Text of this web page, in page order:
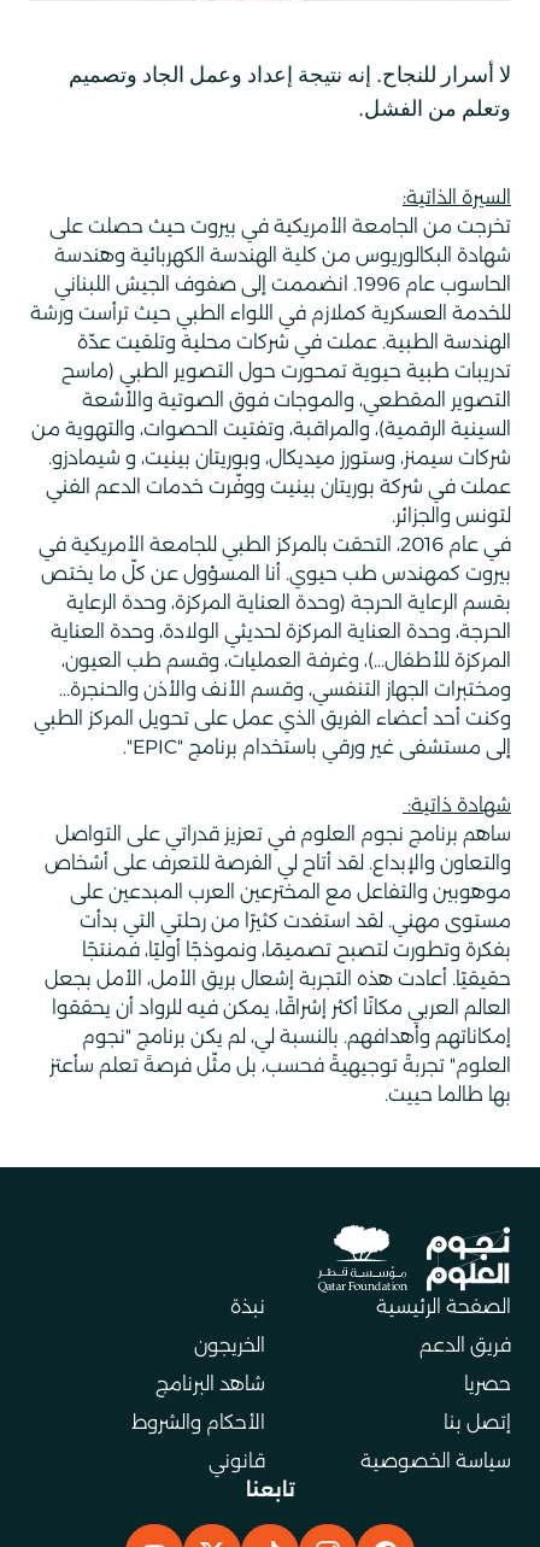
لا أسرار للنجاح. إنه نتيجة إعداد وعمل الجاد وتصميم
وتعلم من الفشل.
السيرة الذاتية:
تخرجت من الجامعة الأمريكية في بيروت حيث حصلت على
شهادة البكالوريوس من كلية الهندسة الكهربائية وهندسة
الحاسوب عام 1996. انضممت إلى صفوف الجيش اللبناني
للخدمة العسكرية كملازم في اللواء الطبي حيث ترأست ورشة
الهندسة الطبية. عملت في شركات محلية وتلقيت عدّة
تدريبات طبية حيوية تمحورت حول التصوير الطبي (ماسح
التصوير المقطعي، والموجات فوق الصوتية والأشعة
السينية الرقمية)، والمراقبة، وتفتيت الحصوات، والتهوية من
شركات سيمنز، وستورز ميديكال، وبوريتان بينيت، و شيمادزو.
عملت في شركة بوريتان بينيت ووفّرت خدمات الدعم الفني
لتونس والجزائر.
في عام 2016، التحقت بالمركز الطبي للجامعة الأمريكية في
بيروت كمهندس طب حيوي. أنا المسؤول عن كلّ ما يختص
بقسم الرعاية الحرجة (وحدة العناية المركزة، وحدة الرعاية
الحرجة، وحدة العناية المركزة لحديثي الولادة، وحدة العناية
المركزة للأطفال...)، وغرفة العمليات، وقسم طب العيون،
ومختبرات الجهاز التنفسي، وقسم الأنف والأذن والحنجرة...
وكنت أحد أعضاء الفريق الذي عمل على تحويل المركز الطبي
إلى مستشفى غير ورقي باستخدام برنامج "EPIC
".
شهادة ذاتية:
ساهم برنامج نجوم العلوم في تعزيز قدراتي على التواصل
والتعاون والإبداع. لقد أتاح لي الفرصة للتعرف على أشخاص
موهوبين والتفاعل مع المخترعين العرب المبدعين على
مستوى مهني. لقد استفدت كثيرًا من رحلتي التي بدأت
بفكرة وتطورت لتصبح تصميمًا، ونموذجًا أوليًا، فمنتجًا
حقيقيًا. أعادت هذه التجربة إشعال بريق الأمل، الأمل بجعل
العالم العربي مكانًا أكثر إشراقًا، يمكن فيه للرواد أن يحققوا
إمكاناتهم وأهدافهم. بالنسبة لي، لم يكن برنامج "نجوم
العلوم" تجربةً توجيهيةً فحسب، بل مثّل فرصةَ تعلم سأعتز
بها طالما حييت.
الصفحة الرئيسية
نبذة
فريق الدعم
الخريجون
حصريا
شاهد البرنامج
إتصل بنا
الأحكام والشروط
سياسة الخصوصية
قانوني
تابعنا